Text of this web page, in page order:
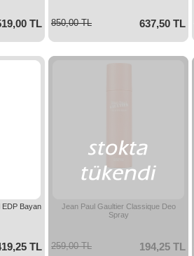
TL 637,50 TL
850,00 TL
EDP Bayan
TL
Jean Paul Gaultier Classique Deo
Spray
194,25 TL
259,00 TL